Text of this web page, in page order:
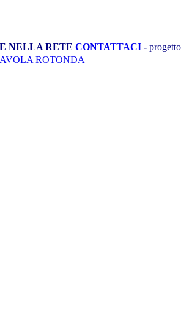
NELLA RETE CONTATTACI -
ROTONDA